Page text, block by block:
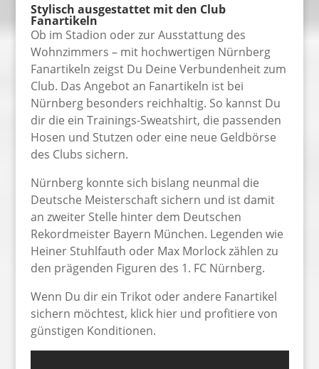
Stylisch ausgestattet mit den Club
Fanartikeln
Ob im Stadion oder zur Ausstattung des
Wohnzimmers – mit hochwertigen Nürnberg
Fanartikeln zeigst Du Deine Verbundenheit zum
Club. Das Angebot an Fanartikeln ist bei
Nürnberg besonders reichhaltig. So kannst Du
dir die ein Trainings-Sweatshirt, die passenden
Hosen und Stutzen oder eine neue Geldbörse
des Clubs sichern.
Nürnberg konnte sich bislang neunmal die
Deutsche Meisterschaft sichern und ist damit
an zweiter Stelle hinter dem Deutschen
Rekordmeister Bayern München. Legenden wie
Heiner Stuhlfauth oder Max Morlock zählen zu
den prägenden Figuren des 1. FC Nürnberg.
Wenn Du dir ein Trikot oder andere Fanartikel
sichern möchtest, klick hier und profitiere von
günstigen Konditionen.